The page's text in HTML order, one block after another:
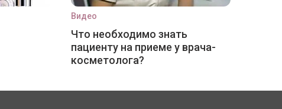
Видео
Что необходимо знать
пациенту на приеме у врача-
косметолога?